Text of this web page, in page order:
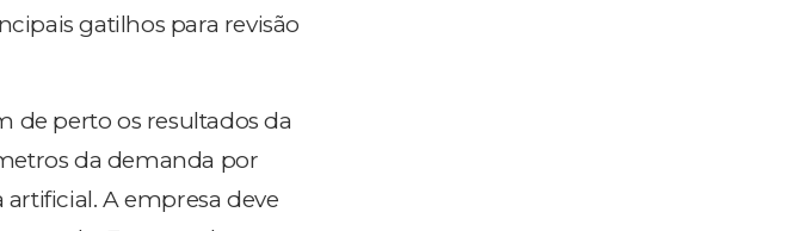
gatilhos para revisão
de perto os resultados da
da demanda por
A empresa deve